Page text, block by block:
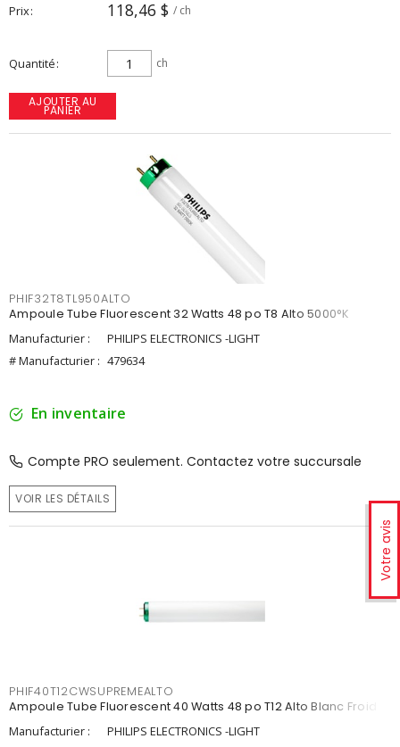
Votre avis
Prix 118,46 $ / ch
Quantité ch
AJOUTER AU
PANIER
PHIF32T8TL950ALTO
Ampoule Tube Fluorescent 32 Watts 48 po T8 Alto 5000°K
Manufacturier :
PHILIPS ELECTRONICS -LIGHT
# Manufacturier : 479634
En inventaire
Compte PRO seulement. Contactez votre succursale
VOIR LES DÉTAILS
PHIF40T12CWSUPREMEALTO
Ampoule Tube Fluorescent 40 Watts 48 po T12 Alto Blanc Froid
Manufacturier :
PHILIPS ELECTRONICS -LIGHT